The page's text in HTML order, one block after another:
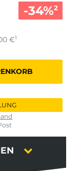
-34%2
€1